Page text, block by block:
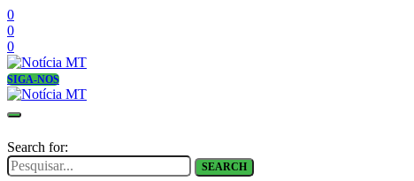
0
0
0
SIGA-NOS
Search for:
SEARCH